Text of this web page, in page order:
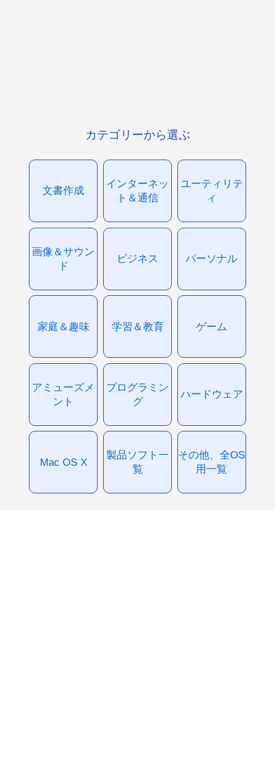
カテゴリーから選ぶ
文書作成
インターネッ
ト＆通信
ユーティリテ
ィ
画像＆サウン
ド
ビジネス パーソナル
家庭＆趣味 学習＆教育 ゲーム
アミューズメ
ント
プログラミン
グ
ハードウェア
Mac OS X
製品ソフト一
覧
その他、全OS
用一覧